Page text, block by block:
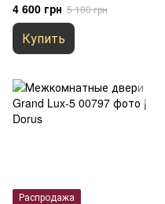
4 600 грн 5 100 грн
Купить
Распродажа